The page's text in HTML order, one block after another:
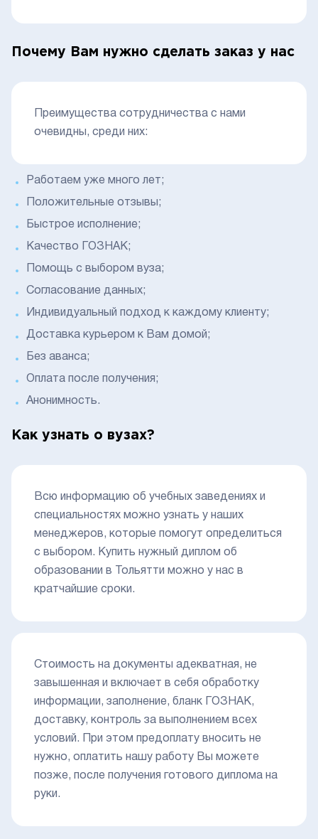
Почему Вам нужно сделать заказ у нас
Преимущества сотрудничества с нами
очевидны, среди них:
Работаем уже много лет;
Положительные отзывы;
Быстрое исполнение;
Качество ГОЗНАК;
Помощь с выбором вуза;
Согласование данных;
Индивидуальный подход к каждому клиенту;
Доставка курьером к Вам домой;
Без аванса;
Оплата после получения;
Анонимность.
Как узнать о вузах?
Всю информацию об учебных заведениях и
специальностях можно узнать у наших
менеджеров, которые помогут определиться
с выбором. Купить нужный диплом об
образовании в Тольятти можно у нас в
кратчайшие сроки.
Стоимость на документы адекватная, не
завышенная и включает в себя обработку
информации, заполнение, бланк ГОЗНАК,
доставку, контроль за выполнением всех
условий. При этом предоплату вносить не
нужно, оплатить нашу работу Вы можете
позже, после получения готового диплома на
руки.